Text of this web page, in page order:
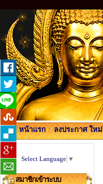
หน้าแรก : ลงประกาศ ใหม่
Select Language ▼
สมาชิกเข้าระบบ